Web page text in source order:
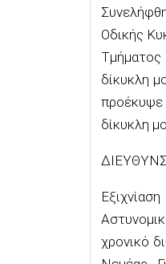
Οδικής
Τμήματος
δίκυκλη
προέκυψε
δίκυκλη
χρονικό